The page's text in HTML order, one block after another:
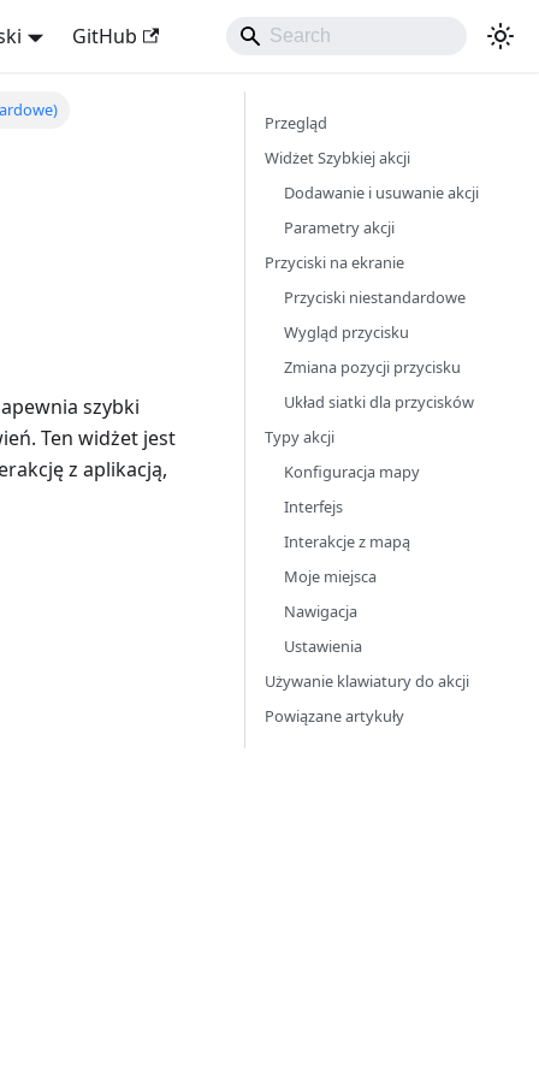
GitHub
szybki
Ten widżet jest
z aplikacją,
Przegląd
Widżet Szybkiej akcji
Dodawanie i usuwanie akcji
Parametry akcji
Przyciski na ekranie
Przyciski niestandardowe
Wygląd przycisku
Zmiana pozycji przycisku
Układ siatki dla przycisków
Typy akcji
Konfiguracja mapy
Interfejs
Interakcje z mapą
Moje miejsca
Nawigacja
Ustawienia
Używanie klawiatury do akcji
Powiązane artykuły